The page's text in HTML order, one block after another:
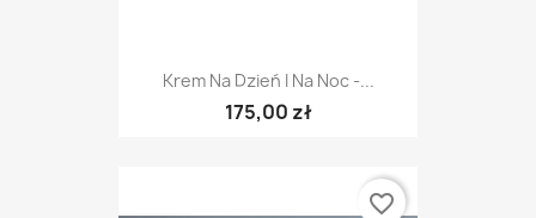
Krem Na Dzień I Na Noc -...
175,00 zł
favorite_border